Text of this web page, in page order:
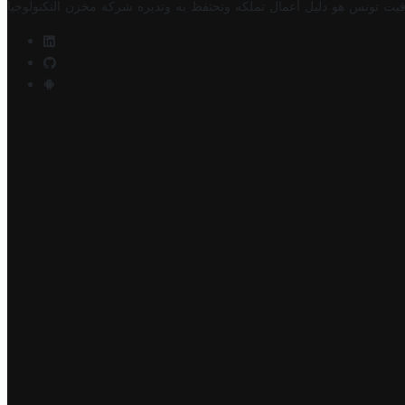
تونس هو دليل أعمال تملكه وتحتفظ به وتديره شركة مخزن التكنولوجيا